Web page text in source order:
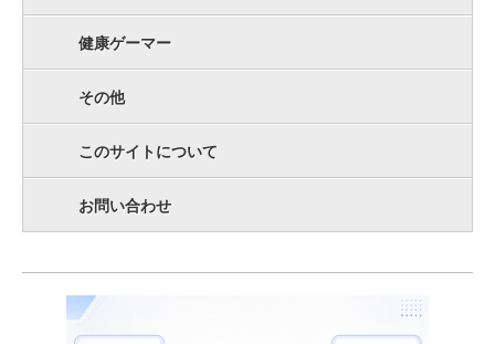
健康ゲーマー
その他
このサイトについて
お問い合わせ